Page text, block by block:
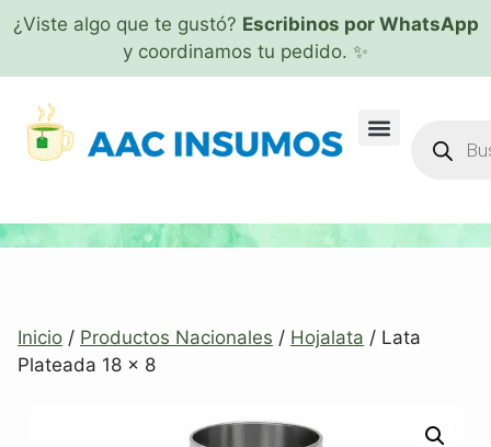
¿Viste algo que te gustó? Escribinos por WhatsApp
y coordinamos tu pedido. ✨
Inicio / Productos Nacionales / Hojalata / Lata
Plateada 18 x 8